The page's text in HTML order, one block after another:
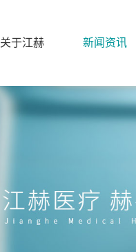
关于江赫 新闻资讯